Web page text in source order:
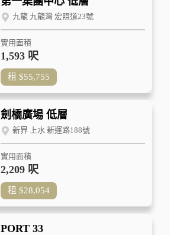
九龍 九龍灣 宏照道23號
實用面積
1,593 呎
租 $55,755
劍橋廣場 低層
新界 上水 新運路188號
實用面積
2,209 呎
租 $28,054
PORT 33